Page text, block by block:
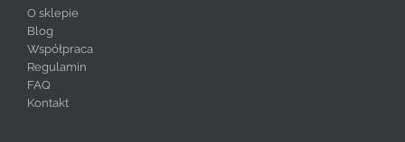
O sklepie
Blog
Współpraca
Regulamin
FAQ
Kontakt